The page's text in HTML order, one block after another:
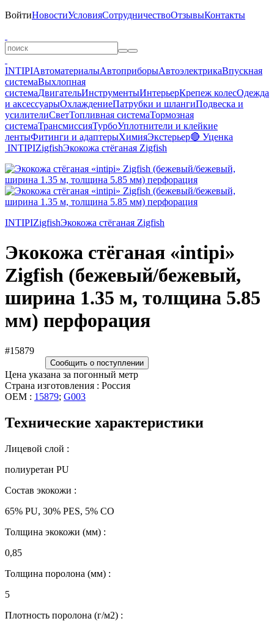
ВойтиНовостиУсловияСотрудничествоОтзывыКонтакты
INTIPIАвтоматериалыАвтоприборыАвтоэлектрикаВпускная
системаВыхлопная
системаДвигательИнструментыИнтерьерКрепеж колесОдежда
и аксессуарыОхлаждениеПатрубки и шлангиПодвеска и
усилителиСветТопливная системаТормозная
системаТрансмиссияТурбоУплотнители и клейкие
лентыФитинги и адаптерыХимияЭкстерьер🔴 Уценка
INTIPIZigfishЭкокожа стёганая Zigfish
INTIPIZigfishЭкокожа стёганая Zigfish
Экокожа стёганая «intipi»
Zigfish (бежевый/бежевый,
ширина 1.35 м, толщина 5.85
мм) перфорация
#15879
Сообщить о поступлении
Цена указана за погонный метр
Страна изготовления : Россия
OEM : 15879; G003
Технические характеристики
Лицевой слой :
полиуретан PU
Состав экокожи :
65% PU, 30% PES, 5% CO
Толщина экокожи (мм) :
0,85
Толщина поролона (мм) :
5
Плотность поролона (г/м2) :